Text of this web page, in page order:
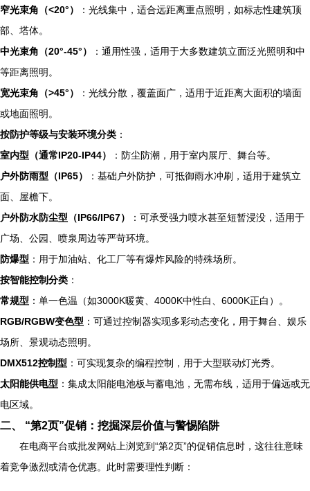
窄光束角（<20°）
：光线集中，适合远距离重点照明，如标志性建筑顶
部、塔体。
中光束角（20°-45°）
：通用性强，适用于大多数建筑立面泛光照明和中
等距离照明。
宽光束角（>45°）
：光线分散，覆盖面广，适用于近距离大面积的墙面
或地面照明。
按防护等级与安装环境分类 ：
室内型（通常IP20-IP44）
：防尘防潮，用于室内展厅、舞台等。
户外防雨型（IP65）
：基础户外防护，可抵御雨水冲刷，适用于建筑立
面、屋檐下。
户外防水防尘型（IP66/IP67）
：可承受强力喷水甚至短暂浸没，适用于
广场、公园、喷泉周边等严苛环境。
防爆型 ：用于加油站、化工厂等有爆炸风险的特殊场所。
按智能控制分类 ：
常规型 ：单一色温（如3000K暖黄、4000K中性白、6000K正白）。
RGB/RGBW变色型 ：可通过控制器实现多彩动态变化，用于舞台、娱乐
场所、景观动态照明。
DMX512控制型 ：可实现复杂的编程控制，用于大型联动灯光秀。
太阳能供电型 ：集成太阳能电池板与蓄电池，无需布线，适用于偏远或无
电区域。
二、 “第2页”促销：挖掘深层价值与警惕陷阱
在电商平台或批发网站上浏览到“第2页”的促销信息时，这往往意味
着竞争激烈或清仓优惠。此时需要理性判断：